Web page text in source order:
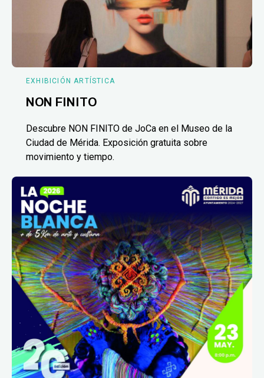
EXHIBICIÓN ARTÍSTICA
NON FINITO
Descubre NON FINITO de JoCa en el Museo de la
Ciudad de Mérida. Exposición gratuita sobre
movimiento y tiempo.